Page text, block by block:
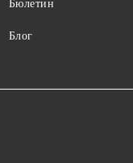
Бюлетин
Блог